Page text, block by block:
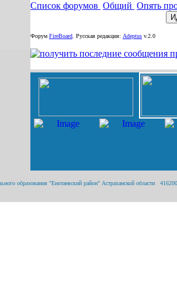
Список форумов Общий Опять
Форум FireBoard Русская редакция: Adeptus v.2.0
образования "Енотаевский район" Астраханской области